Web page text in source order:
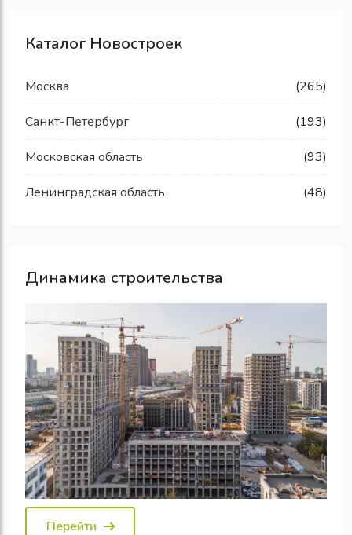
Каталог Новостроек
Москва (265)
Санкт-Петербург (193)
Московская область (93)
Ленинградская область (48)
Динамика строительства
Перейти